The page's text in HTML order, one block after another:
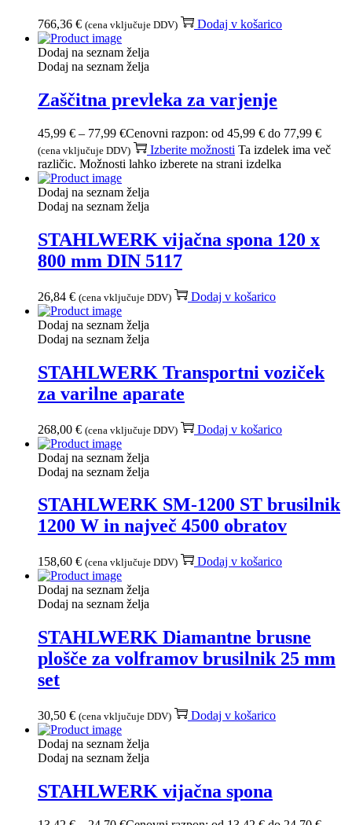
766,36 € (cena vključuje DDV) Dodaj v košarico
Dodaj na seznam želja
Dodaj na seznam želja
Zaščitna prevleka za varjenje
45,99 € – 77,99 €Cenovni razpon: od 45,99 € do 77,99 €
(cena vključuje DDV) Izberite možnosti Ta izdelek ima več
različic. Možnosti lahko izberete na strani izdelka
Dodaj na seznam želja
Dodaj na seznam želja
STAHLWERK vijačna spona 120 x
800 mm DIN 5117
26,84 € (cena vključuje DDV) Dodaj v košarico
Dodaj na seznam želja
Dodaj na seznam želja
STAHLWERK Transportni voziček
za varilne aparate
268,00 € (cena vključuje DDV) Dodaj v košarico
Dodaj na seznam želja
Dodaj na seznam želja
STAHLWERK SM-1200 ST brusilnik
1200 W in največ 4500 obratov
158,60 € (cena vključuje DDV) Dodaj v košarico
Dodaj na seznam želja
Dodaj na seznam želja
STAHLWERK Diamantne brusne
plošče za volframov brusilnik 25 mm
set
30,50 € (cena vključuje DDV) Dodaj v košarico
Dodaj na seznam želja
Dodaj na seznam želja
STAHLWERK vijačna spona